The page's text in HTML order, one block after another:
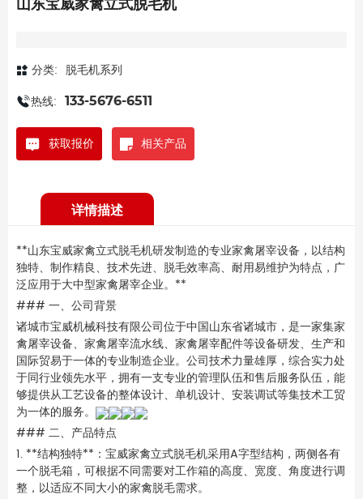
分类: 脱毛机系列
热线: 133-5676-6511
获取报价 相关产品
详情描述
**山东宝威家禽立式脱毛机研发制造的专业家禽屠宰设备，以结构
独特、制作精良、技术先进、脱毛效率高、耐用易维护为特点，广
泛应用于大中型家禽屠宰企业。**
### 一、公司背景
诸城市宝威机械科技有限公司位于中国山东省诸城市，是一家集家
禽屠宰设备、家禽屠宰流水线、家禽屠宰配件等设备研发、生产和
国际贸易于一体的专业制造企业。公司技术力量雄厚，综合实力处
于同行业领先水平，拥有一支专业的管理队伍和售后服务队伍，能
够提供从工艺设备的整体设计、单机设计、安装调试等集技术工贸
为一体的服务。
### 二、产品特点
1. **结构独特**：宝威家禽立式脱毛机采用A字型结构，两侧各有
一个脱毛箱，可根据不同需要对工作箱的高度、宽度、角度进行调
整，以适应不同大小的家禽脱毛需求。